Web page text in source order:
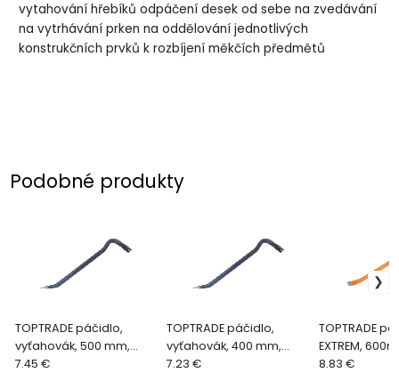
vytahování hřebíků odpáčení desek od sebe na zvedávání
na vytrhávání prken na oddělování jednotlivých
konstrukčních prvků k rozbíjení měkčích předmětů
Podobné produkty
TOPTRADE páčidlo,
vyťahovák, 500 mm,
profi
7.45 €
TOPTRADE páčidlo,
vyťahovák, 400 mm,
profi
7.23 €
TOPTRADE
EXTREM,
tvarované
8.83 €